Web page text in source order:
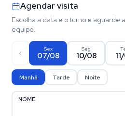
Agendar visita
Escolha a data e o turno e aguarde
equipe.
Sex
07/08
Seg
10/08
Manhã Tarde Noite
NOME